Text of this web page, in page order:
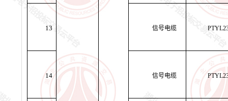
13 信号电缆
14 信号电缆